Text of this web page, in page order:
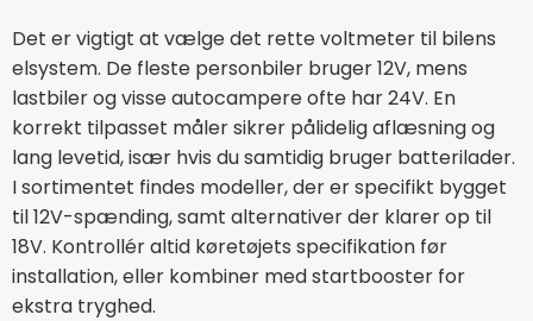
Det er vigtigt at vælge det rette voltmeter til bilens
elsystem. De fleste personbiler bruger 12V, mens
lastbiler og visse autocampere ofte har 24V. En
korrekt tilpasset måler sikrer pålidelig aflæsning og
lang levetid, især hvis du samtidig bruger batterilader.
I sortimentet findes modeller, der er specifikt bygget
til 12V-spænding, samt alternativer der klarer op til
18V. Kontrollér altid køretøjets specifikation før
installation, eller kombiner med startbooster for
ekstra tryghed.